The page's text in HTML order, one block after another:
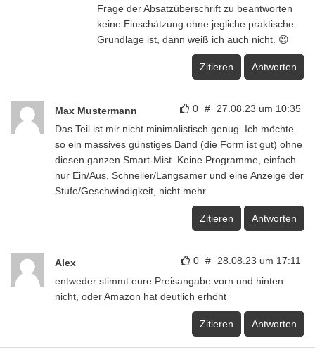
Frage der Absatzüberschrift zu beantworten
keine Einschätzung ohne jegliche praktische
Grundlage ist, dann weiß ich auch nicht. 😉
Zitieren Antworten
0 # 27.08.23 um 10:35
Max Mustermann
Das Teil ist mir nicht minimalistisch genug. Ich möchte
so ein massives günstiges Band (die Form ist gut) ohne
diesen ganzen Smart-Mist. Keine Programme, einfach
nur Ein/Aus, Schneller/Langsamer und eine Anzeige der
Stufe/Geschwindigkeit, nicht mehr.
Zitieren Antworten
0 # 28.08.23 um 17:11
Alex
entweder stimmt eure Preisangabe vorn und hinten
nicht, oder Amazon hat deutlich erhöht
Zitieren Antworten